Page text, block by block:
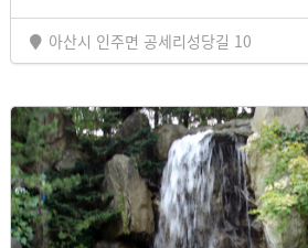
아산시 인주면 공세리성당길 10